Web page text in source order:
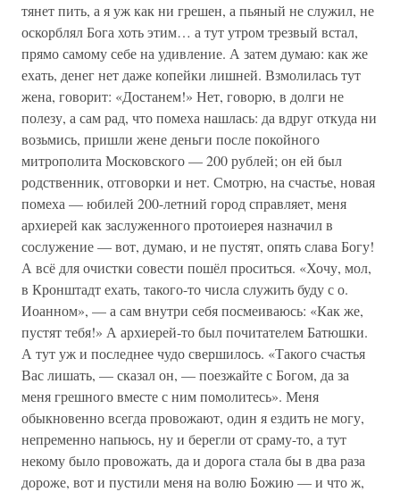
тянет пить, а я уж как ни грешен, а пьяный не служил, не
оскорблял Бога хоть этим… а тут утром трезвый встал,
прямо самому себе на удивление. А затем думаю: как же
ехать, денег нет даже копейки лишней. Взмолилась тут
жена, говорит: «Достанем!» Нет, говорю, в долги не
полезу, а сам рад, что помеха нашлась: да вдруг откуда ни
возьмись, пришли жене деньги после покойного
митрополита Московского — 200 рублей; он ей был
родственник, отговорки и нет. Смотрю, на счастье, новая
помеха — юбилей 200-летний город справляет, меня
архиерей как заслуженного протоиерея назначил в
сослужение — вот, думаю, и не пустят, опять слава Богу!
А всё для очистки совести пошёл проситься. «Хочу, мол,
в Кронштадт ехать, такого-то числа служить буду с о.
Иоанном», — а сам внутри себя посмеиваюсь: «Как же,
пустят тебя!» А архиерей-то был почитателем Батюшки.
А тут уж и последнее чудо свершилось. «Такого счастья
Вас лишать, — сказал он, — поезжайте с Богом, да за
меня грешного вместе с ним помолитесь». Меня
обыкновенно всегда провожают, один я ездить не могу,
непременно напьюсь, ну и берегли от сраму-то, а тут
некому было провожать, да и дорога стала бы в два раза
дороже, вот и пустили меня на волю Божию — и что ж,